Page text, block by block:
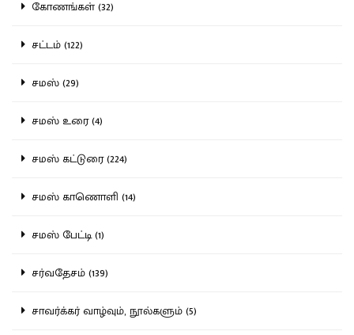
கோணங்கள் (32)
சட்டம் (122)
சமஸ் (29)
சமஸ் உரை (4)
சமஸ் கட்டுரை (224)
சமஸ் காணொளி (14)
சமஸ் பேட்டி (1)
சர்வதேசம் (139)
சாவர்க்கர் வாழ்வும், நூல்களும் (5)